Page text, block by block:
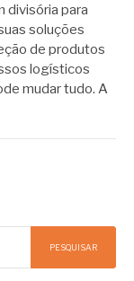
divisória para
soluções
de produtos
logísticos
mudar tudo. A
PESQUISAR